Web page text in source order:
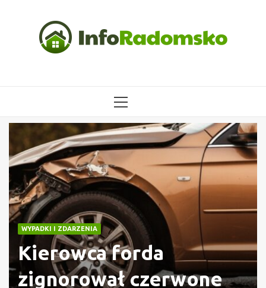
MENU
WYPADKI I ZDARZENIA
Kierowca forda
zignorował czerwone